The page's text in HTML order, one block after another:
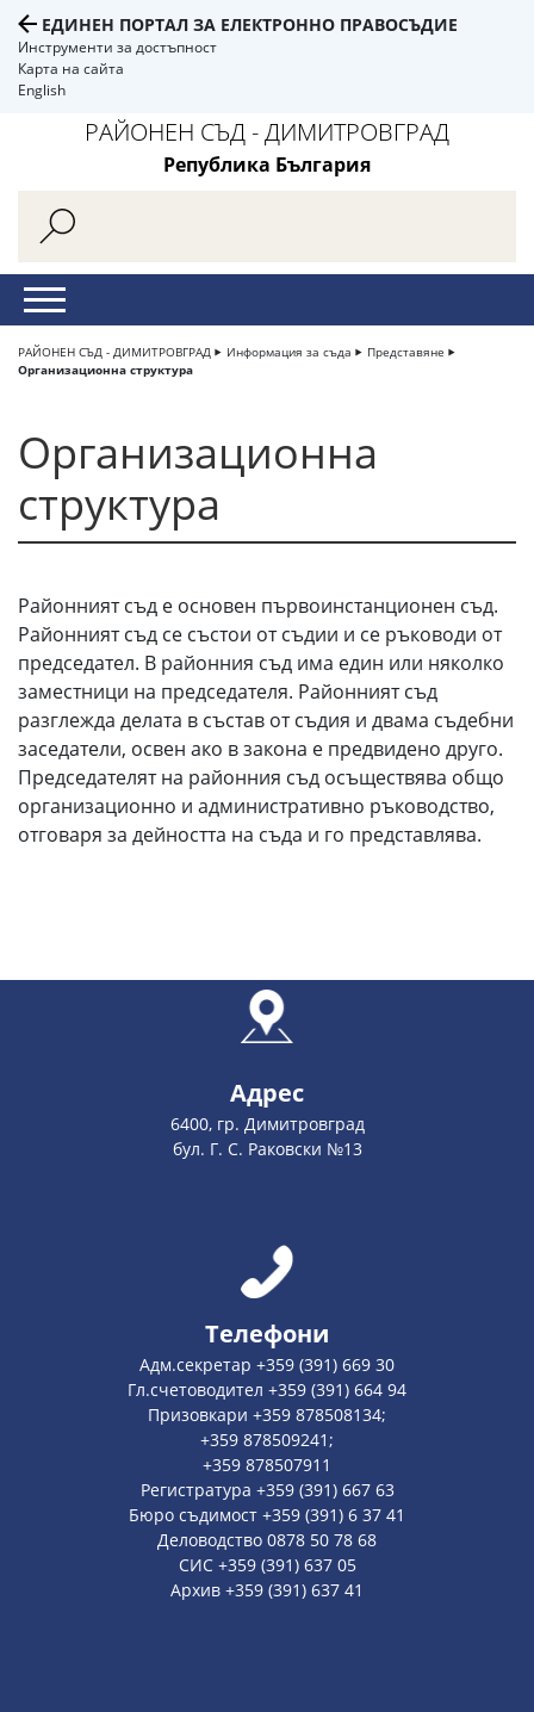
ЕДИНЕН ПОРТАЛ ЗА ЕЛЕКТРОННО ПРАВОСЪДИЕ
Инструменти за достъпност
Карта на сайта
English
РАЙОНЕН СЪД - ДИМИТРОВГРАД
Република България
РАЙОНЕН СЪД - ДИМИТРОВГРАД Информация за съда
Представяне
Организационна структура
Организационна
структура
Районният съд е основен първоинстанционен съд.
Районният съд се състои от съдии и се ръководи от
председател. В районния съд има един или няколко
заместници на председателя. Районният съд
разглежда делата в състав от съдия и двама съдебни
заседатели, освен ако в закона е предвидено друго.
Председателят на районния съд осъществява общо
организационно и административно ръководство,
отговаря за дейността на съда и го представлява.
Адрес
6400, гр. Димитровград
бул. Г. С. Раковски №13
Телефони
Адм.секретар +359 (391) 669 30
Гл.счетоводител +359 (391) 664 94
Призовкари +359 878508134;
+359 878509241;
+359 878507911
Регистратура +359 (391) 667 63
Бюро съдимост +359 (391) 6 37 41
Деловодство 0878 50 78 68
СИС +359 (391) 637 05
Архив +359 (391) 637 41